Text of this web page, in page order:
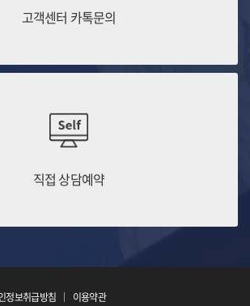
고객센터 카톡문의
직접 상담예약
정보취급방침
이용약관